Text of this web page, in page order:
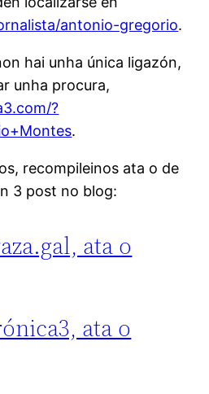
antonio-gregorio.
hai unha única ligazón,
unha procura,
?
.
recompileinos ata o de
3 post no blog:
ata o
ata o